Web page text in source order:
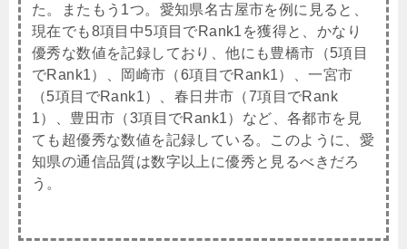
た。またもう1つ。愛知県名古屋市を例に見ると、
現在でも8項目中5項目でRank1を獲得と、かなり
優秀な数値を記録しており、他にも豊橋市（5項目
でRank1）、岡崎市（6項目でRank1）、一宮市
（5項目でRank1）、春日井市（7項目でRank
1）、豊田市（3項目でRank1）など、各都市を見
ても超優秀な数値を記録している。このように、愛
知県の通信品質は数字以上に優秀と見るべきだろ
う。